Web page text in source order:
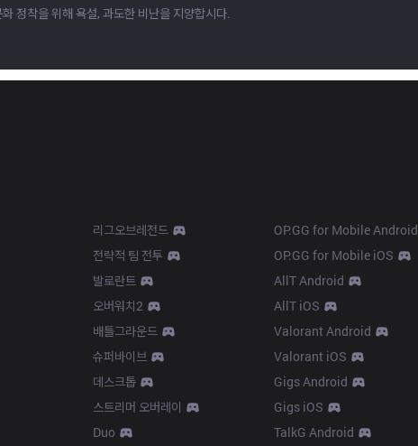
리그오브레전드
전략적 팀 전투
발로란트
오버워치2
배틀그라운드
슈퍼바이브
데스크톱
스트리머 오버레이
Duo
OP.GG for Mobile Android
OP.GG for Mobile iOS
AllT Android
AllT iOS
Valorant Android
Valorant iOS
Gigs Android
Gigs iOS
TalkG Android